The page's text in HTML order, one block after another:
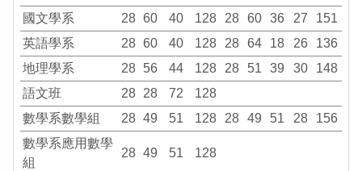
國文學系 28 60 40 128 28 60 36 27
151
英語學系
28 60 40 128 28 64 18 26
136
地理學系
28 56 44 128 28 51 39 30
148
語文班
28 28 72
128
數學系數學組
28 49 51 128 28 49 51 28
156
數學系應用數學
組
28 49 51 128